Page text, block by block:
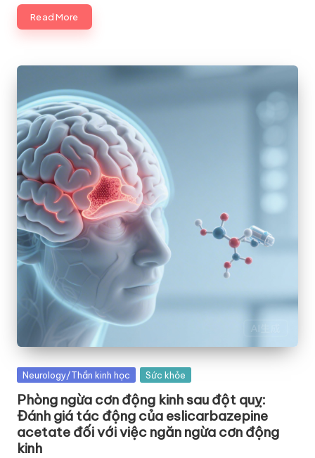
Read More
Posted
Neurology/Thần kinh học Sức khỏe
Phòng ngừa cơn động kinh sau đột quỵ:
Đánh giá tác động của eslicarbazepine
acetate đối với việc ngăn ngừa cơn động
kinh